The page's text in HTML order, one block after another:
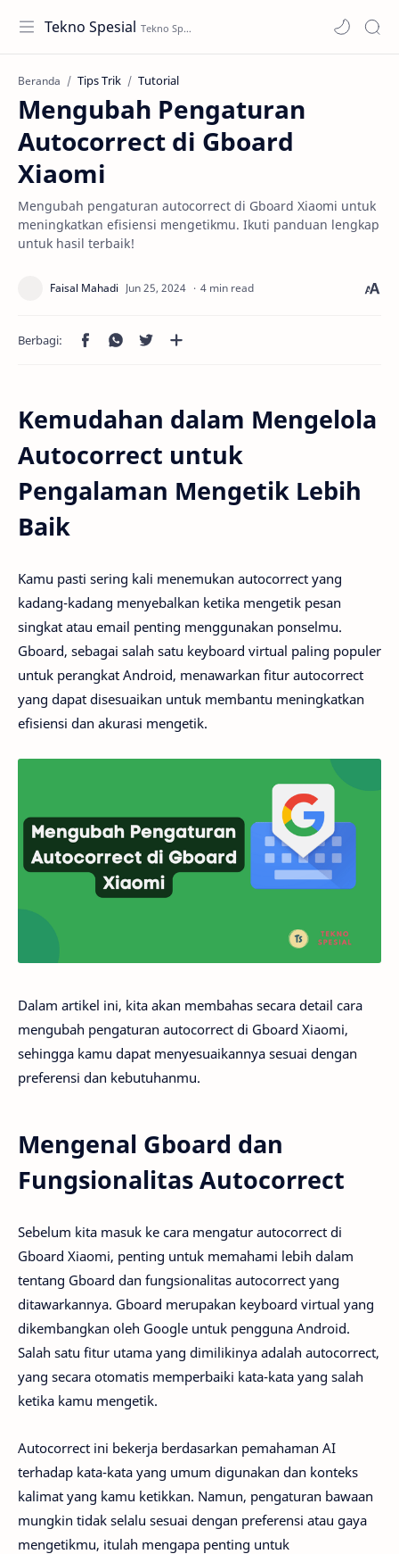
Tekno Spesial
Beranda Tips Trik Tutorial
Mengubah Pengaturan
Autocorrect di Gboard
Xiaomi
Mengubah pengaturan autocorrect di Gboard Xiaomi untuk
meningkatkan efisiensi mengetikmu. Ikuti panduan lengkap
untuk hasil terbaik!
4 min read
Kemudahan dalam Mengelola
Autocorrect untuk
Pengalaman Mengetik Lebih
Baik
Kamu pasti sering kali menemukan autocorrect yang
kadang-kadang menyebalkan ketika mengetik pesan
singkat atau email penting menggunakan ponselmu.
Gboard, sebagai salah satu keyboard virtual paling populer
untuk perangkat Android, menawarkan fitur autocorrect
yang dapat disesuaikan untuk membantu meningkatkan
efisiensi dan akurasi mengetik.
Dalam artikel ini, kita akan membahas secara detail cara
mengubah pengaturan autocorrect di Gboard Xiaomi,
sehingga kamu dapat menyesuaikannya sesuai dengan
preferensi dan kebutuhanmu.
Mengenal Gboard dan
Fungsionalitas Autocorrect
Sebelum kita masuk ke cara mengatur autocorrect di
Gboard Xiaomi, penting untuk memahami lebih dalam
tentang Gboard dan fungsionalitas autocorrect yang
ditawarkannya. Gboard merupakan keyboard virtual yang
dikembangkan oleh Google untuk pengguna Android.
Salah satu fitur utama yang dimilikinya adalah autocorrect,
yang secara otomatis memperbaiki kata-kata yang salah
ketika kamu mengetik.
Autocorrect ini bekerja berdasarkan pemahaman AI
terhadap kata-kata yang umum digunakan dan konteks
kalimat yang kamu ketikkan. Namun, pengaturan bawaan
mungkin tidak selalu sesuai dengan preferensi atau gaya
mengetikmu, itulah mengapa penting untuk